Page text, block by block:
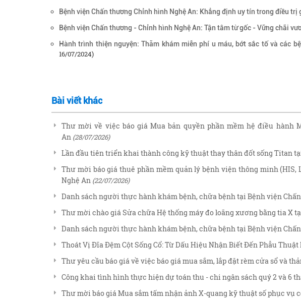
Bệnh viện Chấn thương Chỉnh hình Nghệ An: Khẳng định uy tín trong điều
Bệnh viện Chấn thương - Chỉnh hình Nghệ An: Tận tâm từ gốc - Vững chãi
Hành trình thiện nguyện: Thăm khám miễn phí u máu, bớt sắc tố và các
16/07/2024)
Bài viết khác
Thư mời về việc báo giá Mua bản quyền phần mềm hệ điều
An (28/07/2026)
Lần đầu tiên triển khai thành công kỹ thuật thay thân đốt sống Titan
Thư mời báo giá thuê phần mềm quản lý bệnh viện thông minh (HIS,
Nghệ An (22/07/2026)
Danh sách người thực hành khám bệnh, chữa bệnh tại Bệnh viện
Thư mời chào giá Sửa chữa Hệ thống máy đo loãng xương bằng tia X
Danh sách người thực hành khám bệnh, chữa bệnh tại Bệnh viện
Thoát Vị Đĩa Đệm Cột Sống Cổ: Từ Dấu Hiệu Nhận Biết Đến Phẫu
Thư yêu cầu báo giá về việc báo giá mua sắm, lắp đặt rèm cửa sổ và
Công khai tình hình thực hiện dự toán thu - chi ngân sách quý 2 và 6
Thư mời báo giá Mua sắm tấm nhận ảnh X-quang kỹ thuật số phục